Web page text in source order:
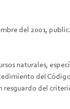
del 2001,
naturales,
del
del